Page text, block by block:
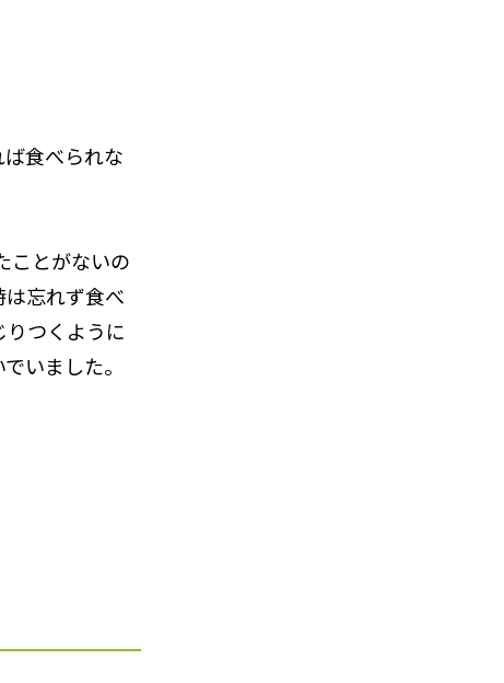
食べられな
ことがないの
忘れず食べ
つくように
いました。